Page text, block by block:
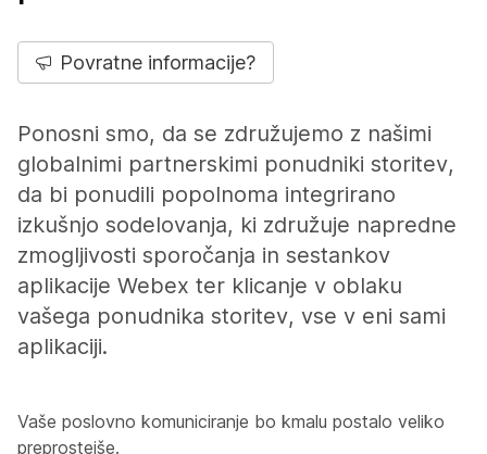
Povratne informacije?
Ponosni smo, da se združujemo z našimi
globalnimi partnerskimi ponudniki storitev,
da bi ponudili popolnoma integrirano
izkušnjo sodelovanja, ki združuje napredne
zmogljivosti sporočanja in sestankov
aplikacije Webex ter klicanje v oblaku
vašega ponudnika storitev, vse v eni sami
aplikaciji.
Vaše poslovno komuniciranje bo kmalu postalo veliko
preprostejše.